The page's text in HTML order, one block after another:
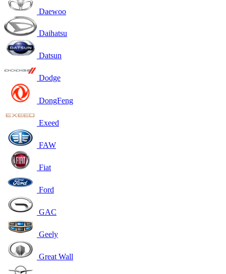
Daewoo
Daihatsu
Datsun
Dodge
DongFeng
Exeed
FAW
Fiat
Ford
GAC
Geely
Great Wall